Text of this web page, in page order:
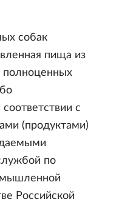
собак
пища из
полноценных
с
(продуктами)
по
Российской